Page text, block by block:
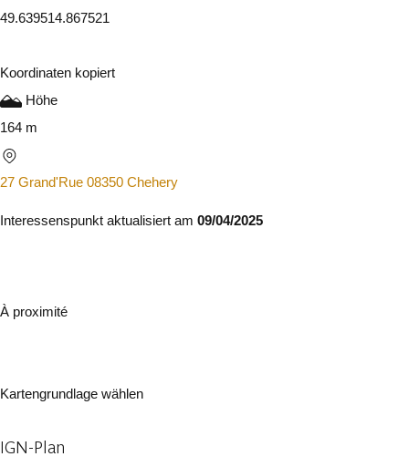
49.639514.867521
Koordinaten kopiert
Höhe
164 m
27 Grand'Rue 08350 Chehery
Interessenspunkt aktualisiert am 09/04/2025
À proximité
Kartengrundlage wählen
IGN-Plan